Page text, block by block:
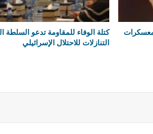
كتلة الوفاء للمقاومة تدعو السلطة
التنازلات للاحتلال الإسرائيلي